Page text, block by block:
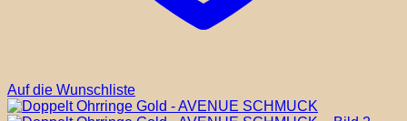
Auf die Wunschliste